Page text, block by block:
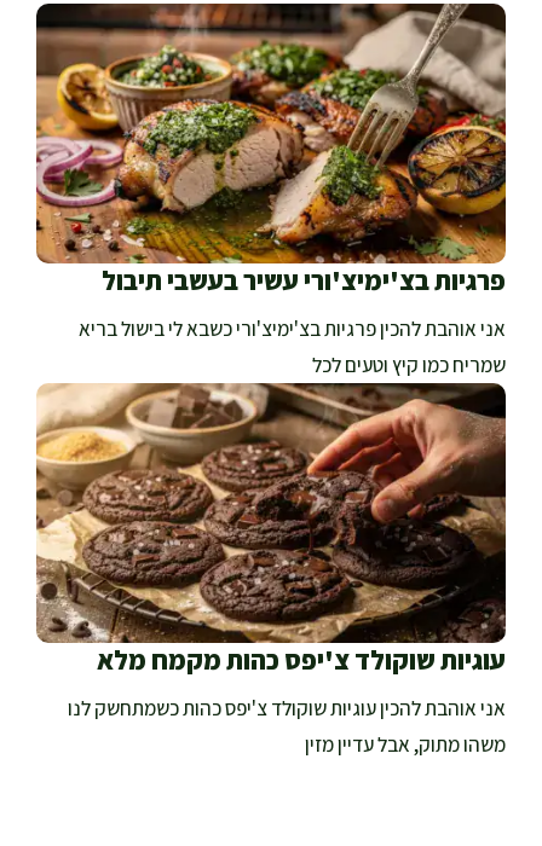
פרגיות בצ'ימיצ'ורי עשיר בעשבי תיבול
אני אוהבת להכין פרגיות בצ'ימיצ'ורי כשבא לי בישול בריא
שמריח כמו קיץ וטעים לכל
עוגיות שוקולד צ'יפס כהות מקמח מלא
אני אוהבת להכין עוגיות שוקולד צ'יפס כהות כשמתחשק לנו
משהו מתוק, אבל עדיין מזין